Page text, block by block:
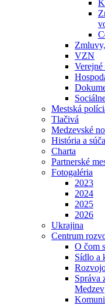
VZN
Verejné
Mestská
Tlačivá
Medzevské
História a
Charta
Partnerské
Fotogaléria
2023
2024
2025
2026
Ukrajina
Centrum
O čom
Sídlo a
Správa
Medzev